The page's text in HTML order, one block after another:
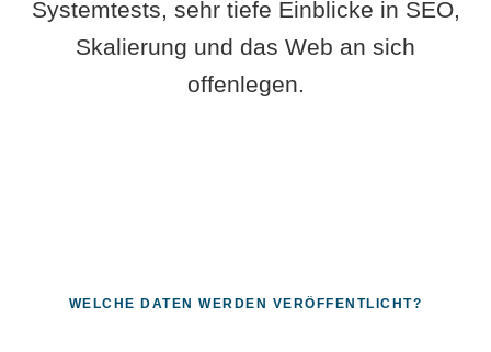
Systemtests, sehr tiefe Einblicke in SEO,
Skalierung und das Web an sich
offenlegen.
WELCHE DATEN WERDEN VERÖFFENTLICHT?